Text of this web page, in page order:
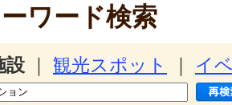
ワード検索
設 観光スポット イ